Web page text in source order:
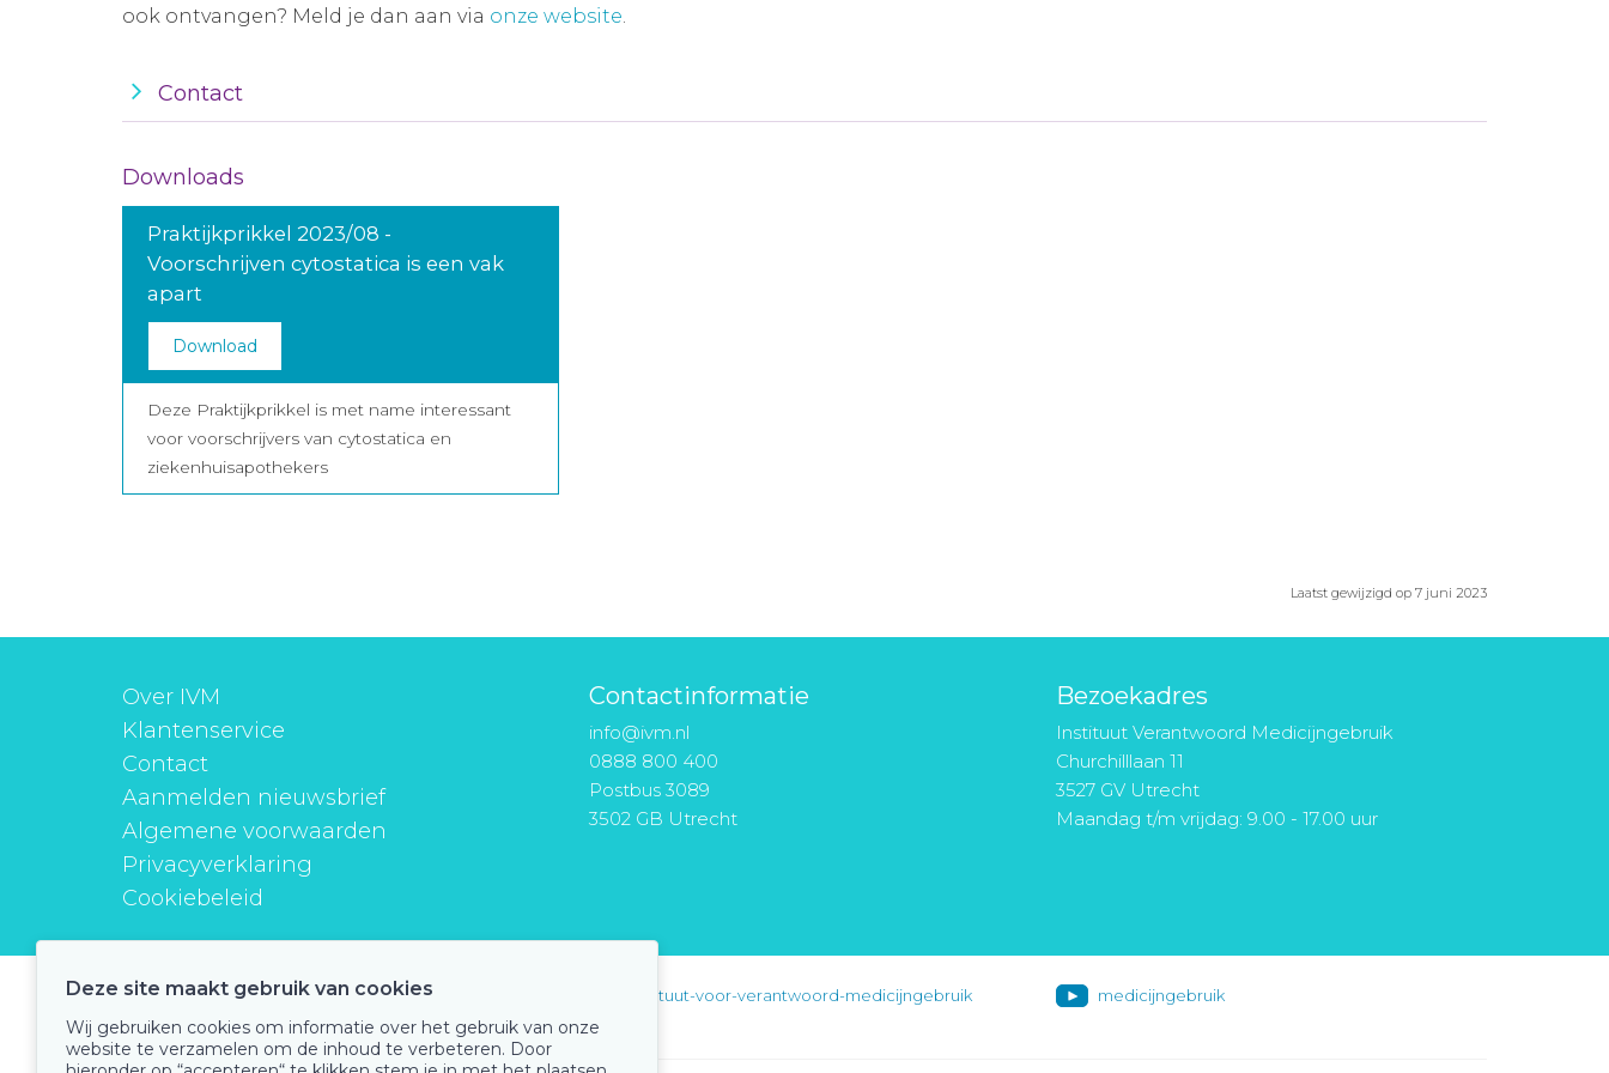
ook ontvangen? Meld je dan aan via onze website.
Contact
Downloads
Praktijkprikkel 2023/08 -
Voorschrijven cytostatica is een vak
apart
Download
Deze Praktijkprikkel is met name interessant
voor voorschrijvers van cytostatica en
ziekenhuisapothekers
Laatst gewijzigd op 7 juni 2023
Over IVM
Klantenservice
Contact
Aanmelden nieuwsbrief
Algemene voorwaarden
Privacyverklaring
Cookiebeleid
Contactinformatie
info@ivm.nl
0888 800 400
Postbus 3089
3502 GB Utrecht
Bezoekadres
Instituut Verantwoord Medicijngebruik
Churchilllaan 11
3527 GV Utrecht
Maandag t/m vrijdag: 9.00 - 17.00 uur
instituutverantwoordmedicijngebruik instituut-voor-verantwoord-medicijngebruik medicijngebruik
Deze site maakt gebruik van cookies
Wij gebruiken cookies om informatie over het gebruik van onze
website te verzamelen om de inhoud te verbeteren. Door